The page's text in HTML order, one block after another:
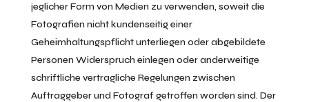
jeglicher Form von Medien zu verwenden, soweit die
Fotografien nicht kundenseitig einer
Geheimhaltungspflicht unterliegen oder abgebildete
Personen Widerspruch einlegen oder anderweitige
schriftliche vertragliche Regelungen zwischen
Auftraggeber und Fotograf getroffen worden sind. Der